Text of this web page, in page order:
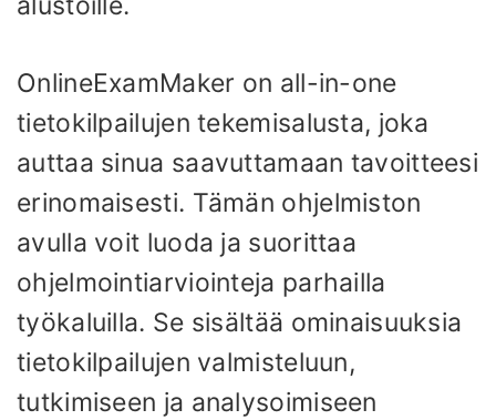
OnlineExamMaker on all-in-one
tietokilpailujen tekemisalusta, joka
auttaa sinua saavuttamaan tavoitteesi
erinomaisesti. Tämän ohjelmiston
avulla voit luoda ja suorittaa
ohjelmointiarviointeja parhailla
työkaluilla. Se sisältää ominaisuuksia
tietokilpailujen valmisteluun,
tutkimiseen ja analysoimiseen